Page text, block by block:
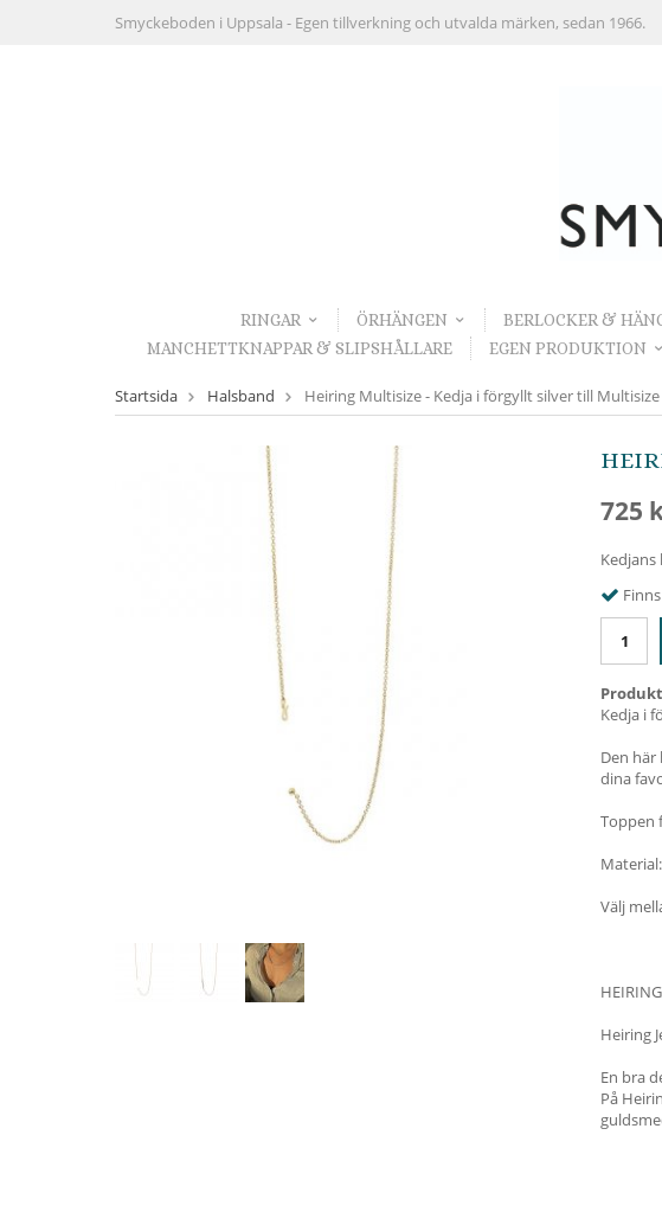
Smyckeboden i Uppsala - Egen tillverkning och utvalda märken, sedan 1966.
RINGAR ÖRHÄNGEN BERLOCKER &
MANCHETTKNAPPAR & SLIPSHÅLLARE
EGEN PRODUKTION
Startsida Halsband Heiring Multisize - Kedja i förgyllt silver till
725
Kedjans
Kedja i
Den här
dina
Toppen
Välj
HEIRING
Heiring
En bra
På